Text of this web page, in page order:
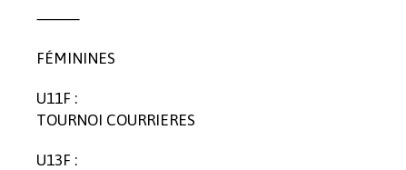
⸻
FÉMININES
U11F :
TOURNOI COURRIERES
U13F :